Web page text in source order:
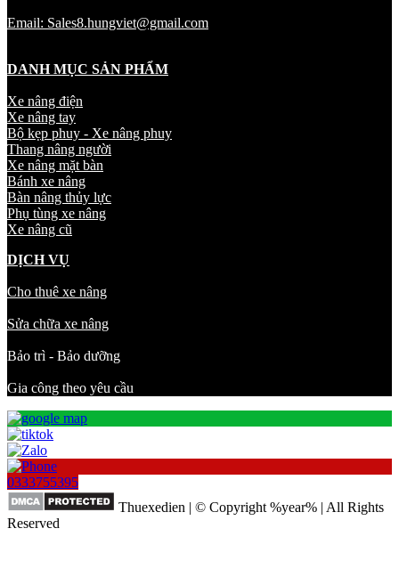
Email: Sales8.hungviet@gmail.com
DANH MỤC SẢN PHẨM
Xe nâng điện
Xe nâng tay
Bộ kẹp phuy - Xe nâng phuy
Thang nâng người
Xe nâng mặt bàn
Bánh xe nâng
Bàn nâng thủy lực
Phụ tùng xe nâng
Xe nâng cũ
DỊCH VỤ
Cho thuê xe nâng
Sửa chữa xe nâng
Bảo trì - Bảo dưỡng
Gia công theo yêu cầu
0333755395
Thuexedien | © Copyright %year% | All Rights
Reserved